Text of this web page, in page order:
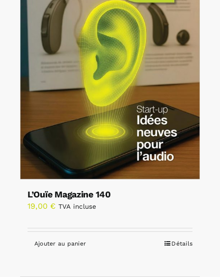
L’Ouïe Magazine 140
19,00 € TVA incluse
Ajouter au panier Détails